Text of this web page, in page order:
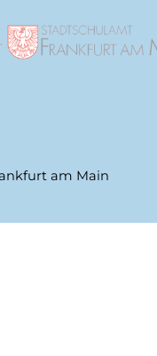
am Main